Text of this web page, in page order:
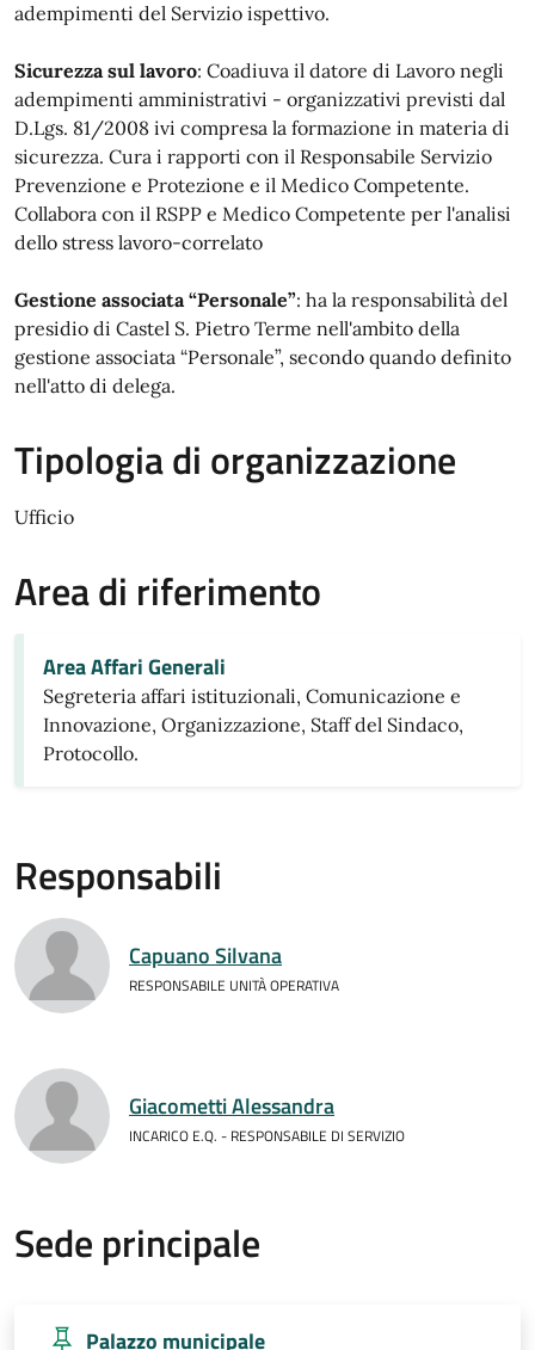
adempimenti del Servizio ispettivo.
Sicurezza sul lavoro: Coadiuva il datore di Lavoro negli
adempimenti amministrativi - organizzativi previsti dal
D.Lgs. 81/2008 ivi compresa la formazione in materia di
sicurezza. Cura i rapporti con il Responsabile Servizio
Prevenzione e Protezione e il Medico Competente.
Collabora con il RSPP e Medico Competente per l'analisi
dello stress lavoro-correlato
Gestione associata “Personale”: ha la responsabilità del
presidio di Castel S. Pietro Terme nell'ambito della
gestione associata “Personale”, secondo quando definito
nell'atto di delega.
Tipologia di organizzazione
Ufficio
Area di riferimento
Area Affari Generali
Segreteria affari istituzionali, Comunicazione e
Innovazione, Organizzazione, Staff del Sindaco,
Protocollo.
Responsabili
Capuano Silvana
RESPONSABILE UNITÀ OPERATIVA
Giacometti Alessandra
INCARICO E.Q. - RESPONSABILE DI SERVIZIO
Sede principale
Palazzo municipale